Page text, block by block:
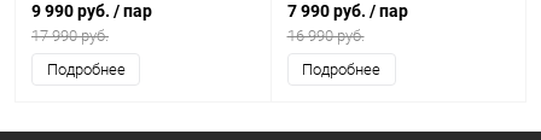
9 990 руб. / пар
17 990 руб.
Подробнее
7 990 руб. / пар
16 990 руб.
Подробнее